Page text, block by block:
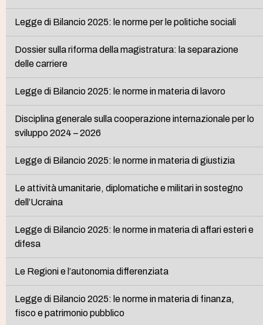
Legge di Bilancio 2025: le norme per le politiche sociali
Dossier sulla riforma della magistratura: la separazione
delle carriere
Legge di Bilancio 2025: le norme in materia di lavoro
Disciplina generale sulla cooperazione internazionale per lo
sviluppo 2024 – 2026
Legge di Bilancio 2025: le norme in materia di giustizia
Le attività umanitarie, diplomatiche e militari in sostegno
dell’Ucraina
Legge di Bilancio 2025: le norme in materia di affari esteri e
difesa
Le Regioni e l’autonomia differenziata
Legge di Bilancio 2025: le norme in materia di finanza,
fisco e patrimonio pubblico